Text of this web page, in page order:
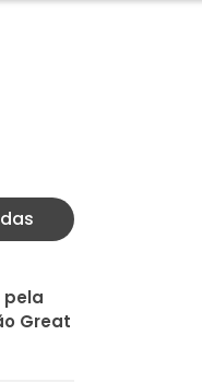
pela
Great